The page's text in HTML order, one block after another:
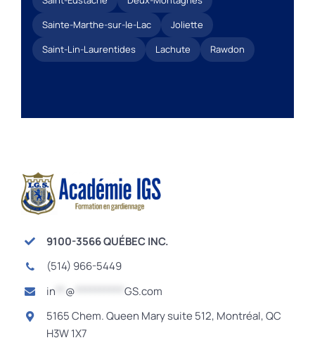
Sainte-Marthe-sur-le-Lac
Joliette
Saint-Lin-Laurentides
Lachute Rawdon
9100-3566 QUÉBEC INC.
(514) 966-5449
in
@
GS.com
5165 Chem. Queen Mary suite 512, Montréal, QC
H3W 1X7